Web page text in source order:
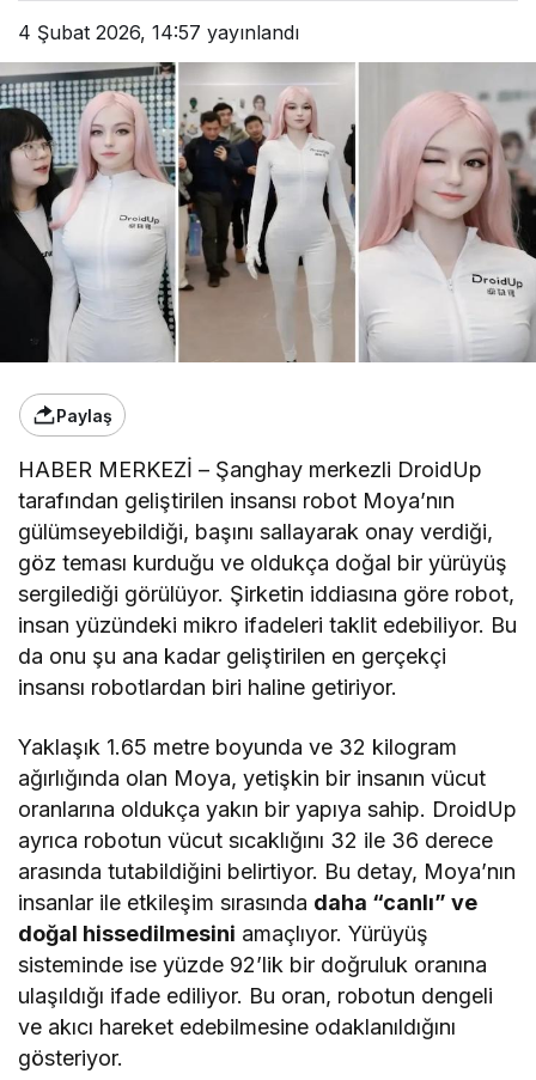
4 Şubat 2026, 14:57 yayınlandı
Paylaş
HABER MERKEZİ – Şanghay merkezli DroidUp
tarafından geliştirilen insansı robot Moya’nın
gülümseyebildiği, başını sallayarak onay verdiği,
göz teması kurduğu ve oldukça doğal bir yürüyüş
sergilediği görülüyor. Şirketin iddiasına göre robot,
insan yüzündeki mikro ifadeleri taklit edebiliyor. Bu
da onu şu ana kadar geliştirilen en gerçekçi
insansı robotlardan biri haline getiriyor.
Yaklaşık 1.65 metre boyunda ve 32 kilogram
ağırlığında olan Moya, yetişkin bir insanın vücut
oranlarına oldukça yakın bir yapıya sahip. DroidUp
ayrıca robotun vücut sıcaklığını 32 ile 36 derece
arasında tutabildiğini belirtiyor. Bu detay, Moya’nın
insanlar ile etkileşim sırasında daha “canlı” ve
doğal hissedilmesini amaçlıyor. Yürüyüş
sisteminde ise yüzde 92’lik bir doğruluk oranına
ulaşıldığı ifade ediliyor. Bu oran, robotun dengeli
ve akıcı hareket edebilmesine odaklanıldığını
gösteriyor.